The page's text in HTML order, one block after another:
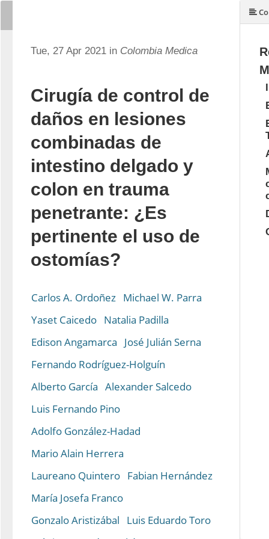
Tue, 27 Apr 2021 in Colombia Medica
Cirugía de control de
daños en lesiones
combinadas de
intestino delgado y
colon en trauma
penetrante: ¿Es
pertinente el uso de
ostomías?
Carlos A. Ordoñez Michael W. Parra
Yaset Caicedo Natalia Padilla
Edison Angamarca
José Julián Serna
Fernando Rodríguez-Holguín
Alberto García Alexander Salcedo
Luis Fernando Pino
Adolfo González-Hadad
Mario Alain Herrera
Laureano Quintero Fabian Hernández
María Josefa Franco
Gonzalo Aristizábal
Luis Eduardo Toro